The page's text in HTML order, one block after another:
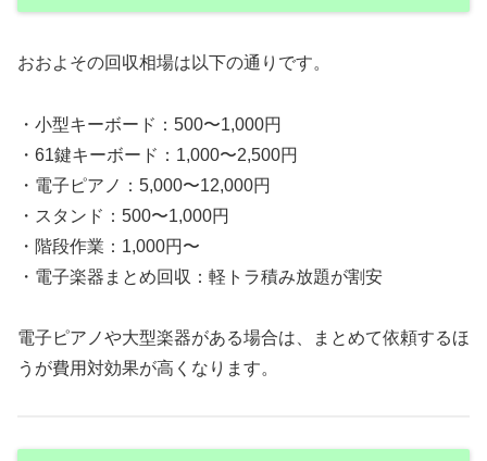
おおよその回収相場は以下の通りです。
・小型キーボード：500〜1,000円
・61鍵キーボード：1,000〜2,500円
・電子ピアノ：5,000〜12,000円
・スタンド：500〜1,000円
・階段作業：1,000円〜
・電子楽器まとめ回収：軽トラ積み放題が割安
電子ピアノや大型楽器がある場合は、まとめて依頼するほ
うが費用対効果が高くなります。